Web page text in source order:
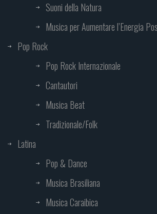
Suoni della Natura
Musica per Aumentare l’Energia
Pop Rock
Pop Rock Internazionale
Cantautori
Musica Beat
Tradizionale/Folk
Latina
Pop & Dance
Musica Brasiliana
Musica Caraibica